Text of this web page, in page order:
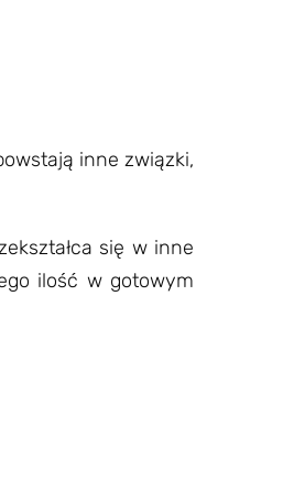
inne związki,
się w inne
ilość w gotowym